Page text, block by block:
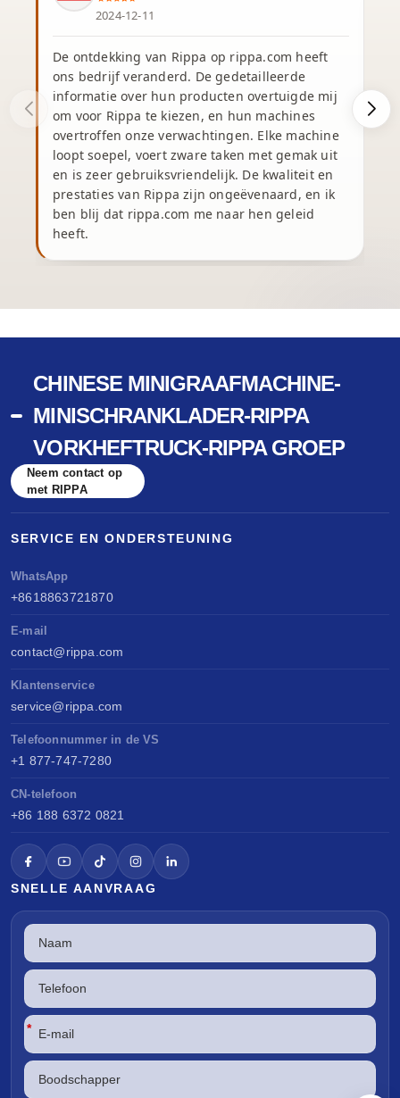
2024-12-11
De ontdekking van Rippa op rippa.com heeft
ons bedrijf veranderd. De gedetailleerde
informatie over hun producten overtuigde mij
om voor Rippa te kiezen, en hun machines
overtroffen onze verwachtingen. Elke machine
loopt soepel, voert zware taken met gemak uit
en is zeer gebruiksvriendelijk. De kwaliteit en
prestaties van Rippa zijn ongeëvenaard, en ik
ben blij dat rippa.com me naar hen geleid
heeft.
CHINESE MINIGRAAFMACHINE-
MINISCHRANKLADER-RIPPA
VORKHEFTRUCK-RIPPA GROEP
Neem contact op
met RIPPA
SERVICE EN ONDERSTEUNING
WhatsApp
+8618863721870
E-mail
contact@rippa.com
Klantenservice
service@rippa.com
Telefoonnummer in de VS
+1 877-747-7280
CN-telefoon
+86 188 6372 0821
SNELLE AANVRAAG
*